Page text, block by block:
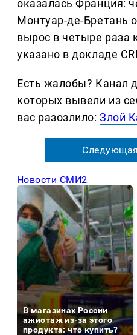
оказалась Франция:
Монтуар-де-Бретань
вырос в четыре раза
указано в докладе
Есть жалобы? Канал
которых вывели из
вас разозлило:Злой
Новости СМИ2
В магазинах России
ажиотаж из-за этого
продукта: что купить?